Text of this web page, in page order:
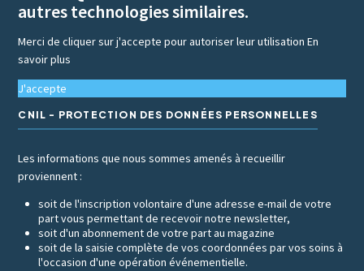
autres technologies similaires.
Merci de cliquer sur j'accepte pour autoriser leur utilisationEn
savoir plus
J'accepte
CNIL - PROTECTION DES DONNÉES PERSONNELLES
Les informations que nous sommes amenés à recueillir
proviennent :
soit de l'inscription volontaire d'une adresse e-mail de votre
part vous permettant de recevoir notre newsletter,
soit d'un abonnement de votre part au magazine
soit de la saisie complète de vos coordonnées par vos soins à
l'occasion d'une opération événementielle.